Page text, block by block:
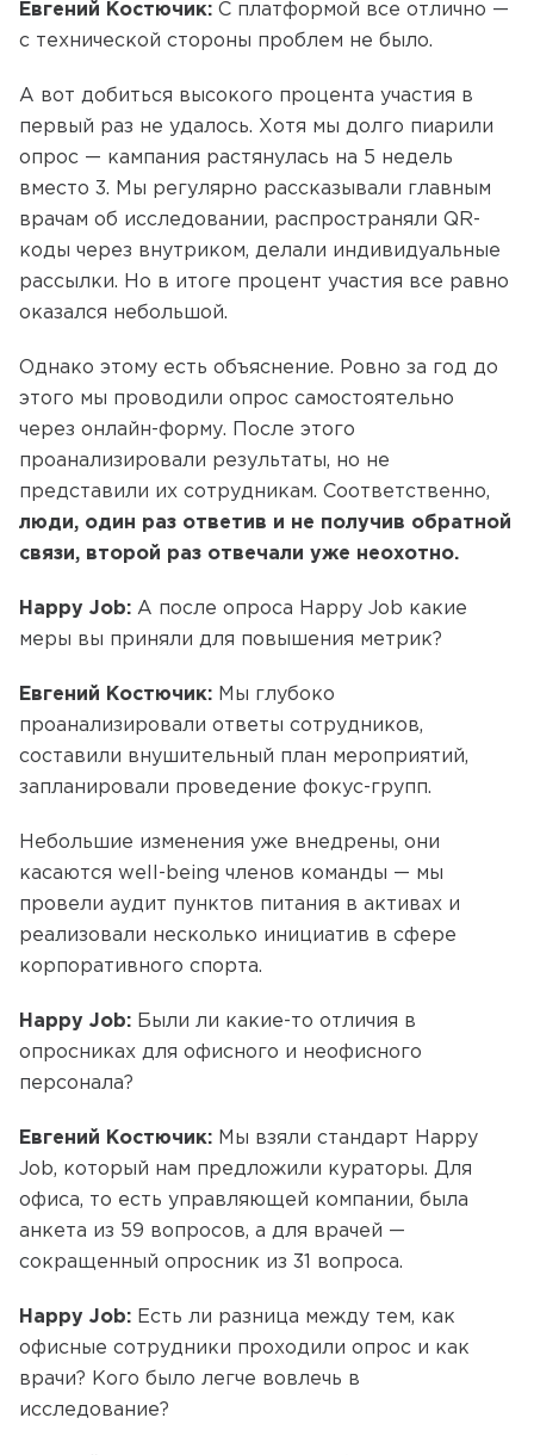
Евгений Костючик: С платформой все отлично —
с технической стороны проблем не было.
А вот добиться высокого процента участия в
первый раз не удалось. Хотя мы долго пиарили
опрос — кампания растянулась на 5 недель
вместо 3. Мы регулярно рассказывали главным
врачам об исследовании, распространяли QR-
коды через внутриком, делали индивидуальные
рассылки. Но в итоге процент участия все равно
оказался небольшой.
Однако этому есть объяснение. Ровно за год до
этого мы проводили опрос самостоятельно
через онлайн-форму. После этого
проанализировали результаты, но не
представили их сотрудникам. Соответственно,
люди, один раз ответив и не получив обратной
связи, второй раз отвечали уже неохотно.
Happy Job: А после опроса Happy Job какие
меры вы приняли для повышения метрик?
Евгений Костючик: Мы глубоко
проанализировали ответы сотрудников,
составили внушительный план мероприятий,
запланировали проведение фокус-групп.
Небольшие изменения уже внедрены, они
касаются well-being членов команды — мы
провели аудит пунктов питания в активах и
реализовали несколько инициатив в сфере
корпоративного спорта.
Happy Job: Были ли какие-то отличия в
опросниках для офисного и неофисного
персонала?
Евгений Костючик: Мы взяли стандарт Happy
Job, который нам предложили кураторы. Для
офиса, то есть управляющей компании, была
анкета из 59 вопросов, а для врачей —
сокращенный опросник из 31 вопроса.
Happy Job: Есть ли разница между тем, как
офисные сотрудники проходили опрос и как
врачи? Кого было легче вовлечь в
исследование?